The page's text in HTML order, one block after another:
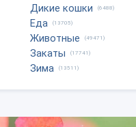
Дикие кошки (6488)
Еда (13705)
Животные (49471)
Закаты (17741)
Зима (13511)